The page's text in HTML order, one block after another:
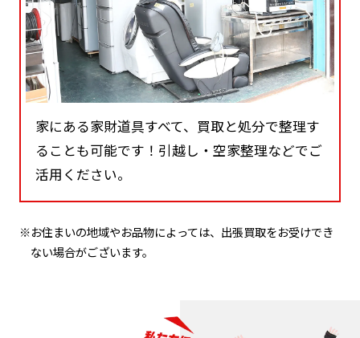
家にある家財道具すべて、買取と処分で整理す
ることも可能です！引越し・空家整理などでご
活用ください。
※お住まいの地域やお品物によっては、出張買取をお受けでき
ない場合がございます。